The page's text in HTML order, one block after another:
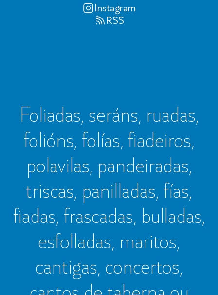
Instagram
RSS
Foliadas, seráns, ruadas,
folións, folías, fiadeiros,
polavilas, pandeiradas,
triscas, panilladas, fías,
fiadas, frascadas, bulladas,
esfolladas, maritos,
cantigas, concertos,